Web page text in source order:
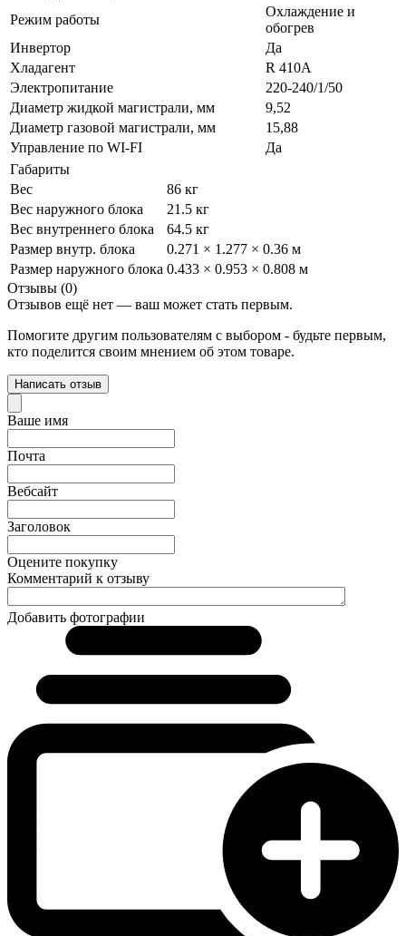
Режим работы
Охлаждение и
обогрев
Инвертор
Да
Хладагент
R 410A
Электропитание
220-240/1/50
Диаметр жидкой магистрали, мм
9,52
Диаметр газовой магистрали, мм
15,88
Управление по WI-FI
Да
Габариты
Вес
86 кг
Вес наружного блока
21.5 кг
Вес внутреннего блока
64.5 кг
Размер внутр. блока
0.271 × 1.277 × 0.36 м
Размер наружного блока 0.433 × 0.953 × 0.808 м
Отзывы (0)
Отзывов ещё нет — ваш может стать первым.
Помогите другим пользователям с выбором - будьте первым,
кто поделится своим мнением об этом товаре.
Написать отзыв
Ваше имя
Почта
Вебсайт
Заголовок
Оцените покупку
Комментарий к отзыву
Добавить фотографии